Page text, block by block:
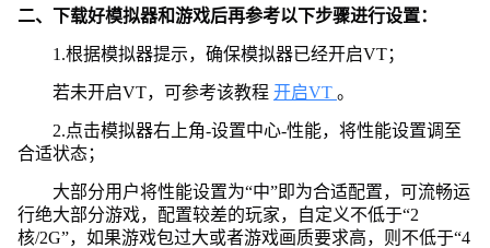
二、下载好模拟器和游戏后再参考以下步骤进行设置：
1.根据模拟器提示，确保模拟器已经开启VT；
若未开启VT，可参考该教程 开启VT 。
2.点击模拟器右上角-设置中心-性能，将性能设置调至
合适状态；
大部分用户将性能设置为“中”即为合适配置，可流畅运
行绝大部分游戏，配置较差的玩家，自定义不低于“2
核/2G”，如果游戏包过大或者游戏画质要求高，则不低于“4